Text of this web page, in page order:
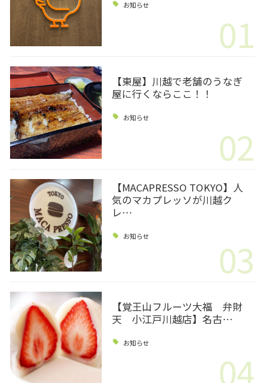
お知らせ
01
【東屋】川越で老舗のうなぎ
屋に行くならここ！！
お知らせ
02
【MACAPRESSO TOKYO】人
気のマカプレッソが川越ク
レ…
お知らせ 03
【覚王山フルーツ大福 弁財
天 小江戸川越店】名古…
お知らせ
04